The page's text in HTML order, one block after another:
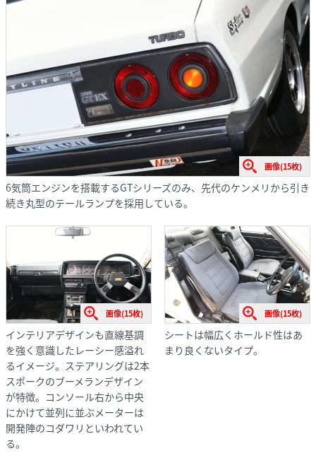
画像(15枚)
6気筒エンジンを搭載するGTシリーズのみ、先代のケンメリから引き
続き丸型のテールランプを採用している。
画像(15枚)
インテリアデザインも直線基調
を強く意識したレーシー感溢れ
るイメージ。ステアリングは2本
スポークのブーメランデザイン
が特徴。コンソール右から中央
にかけて並列に並ぶメーターは
開発陣のコダワリといわれてい
る。
画像(15枚)
シートは幅広くホールド性はあ
まり良くないタイプ。